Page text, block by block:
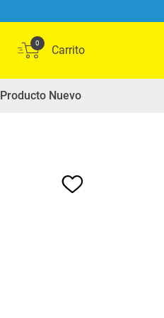
0
Producto Nuevo